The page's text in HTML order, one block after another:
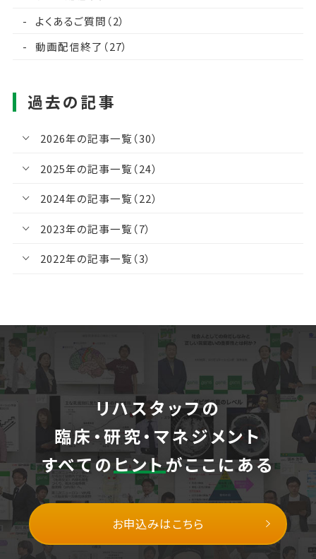
よくあるご質問（2）
動画配信終了（27）
過去の記事
2026年の記事一覧（30）
2025年の記事一覧（24）
2024年の記事一覧（22）
2023年の記事一覧（7）
2022年の記事一覧（3）
リハスタッフの
臨床・研究・マネジメント
すべてのヒントがここにある
お申込みはこちら